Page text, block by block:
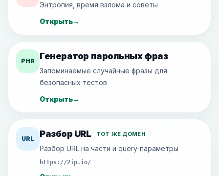
Энтропия, время взлома и советы
Открыть→
PHR Генератор парольных фраз
Запоминаемые случайные фразы для
безопасных тестов
Открыть→
URL Разбор URL ТОТ ЖЕ ДОМЕН
Разбор URL на части и query-параметры
https://2ip.io/